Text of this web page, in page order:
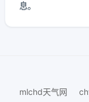
息。
mlchd天气网